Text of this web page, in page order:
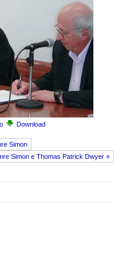
Download
Simon
Simon e Thomas Patrick Dwyer »